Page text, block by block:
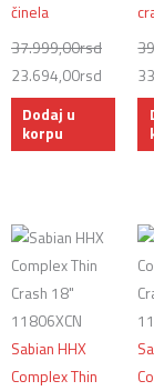
činela
37.999,00rsd
23.694,00rsd
Dodaj u
korpu
Sabian HHX
Complex Thin